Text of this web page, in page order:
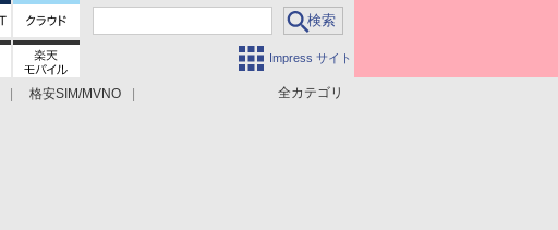
Impress サイト
全カテゴリ
格安SIM/MVNO